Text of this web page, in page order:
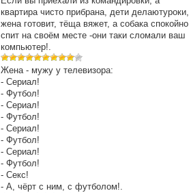
квартира чисто прибрана, дети делаютуроки,
жена готовит, тёща вяжет, а собака спокойно
спит на своём месте -они таки сломали ваш
компьютер!.
Жена - мужу у телевизора:
- Сериал!
- Футбол!
- Сериал!
- Футбол!
- Сериал!
- Футбол!
- Сериал!
- Футбол!
- Секс!
- А, чёрт с ним, с футболом!.